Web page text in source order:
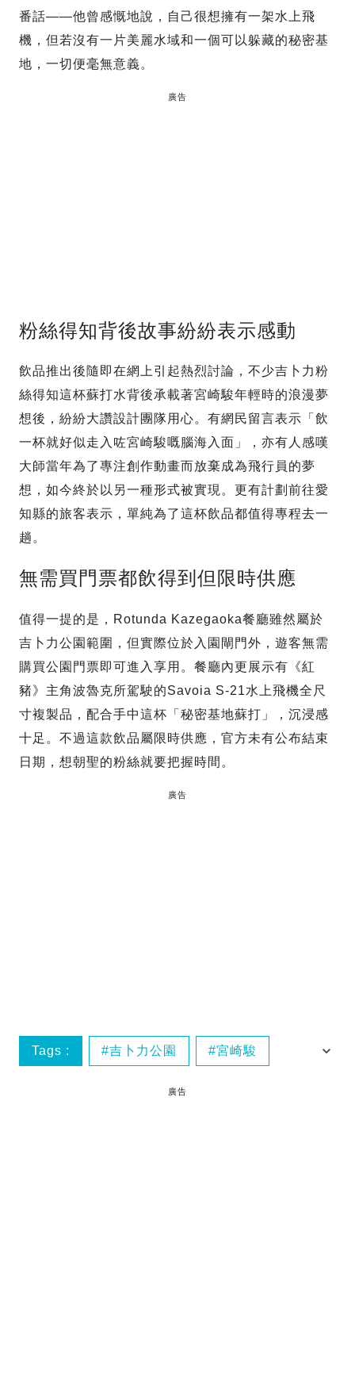
番話——他曾感慨地說，自己很想擁有一架水上飛
機，但若沒有一片美麗水域和一個可以躲藏的秘密基
地，一切便毫無意義。
廣告
粉絲得知背後故事紛紛表示感動
飲品推出後隨即在網上引起熱烈討論，不少吉卜力粉
絲得知這杯蘇打水背後承載著宮崎駿年輕時的浪漫夢
想後，紛紛大讚設計團隊用心。有網民留言表示「飲
一杯就好似走入咗宮崎駿嘅腦海入面」，亦有人感嘆
大師當年為了專注創作動畫而放棄成為飛行員的夢
想，如今終於以另一種形式被實現。更有計劃前往愛
知縣的旅客表示，單純為了這杯飲品都值得專程去一
趟。
無需買門票都飲得到但限時供應
值得一提的是，Rotunda Kazegaoka餐廳雖然屬於
吉卜力公園範圍，但實際位於入園閘門外，遊客無需
購買公園門票即可進入享用。餐廳內更展示有《紅
豬》主角波魯克所駕駛的Savoia S-21水上飛機全尺
寸複製品，配合手中這杯「秘密基地蘇打」，沉浸感
十足。不過這款飲品屬限時供應，官方未有公布結束
日期，想朝聖的粉絲就要把握時間。
廣告
Tags : 吉卜力公園 宮崎駿
廣告